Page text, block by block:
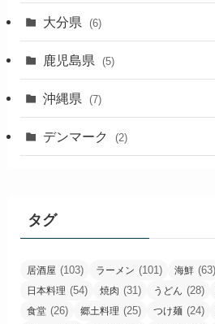
大分県 (6)
鹿児島県 (5)
沖縄県 (7)
デンマーク (2)
タグ
居酒屋 (103) ラーメン (101) 海鮮 (63)
日本料理 (54) 焼肉 (31) うどん (28)
食堂 (26) 郷土料理 (25) つけ麺 (24)